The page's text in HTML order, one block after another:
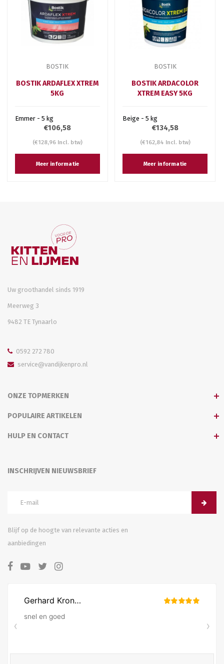
BOSTIK
BOSTIK ARDAFLEX XTREM
5KG
Emmer - 5 kg
€106,58
(€128,96 Incl. btw)
Meer informatie
BOSTIK
BOSTIK ARDACOLOR
XTREM EASY 5KG
Beige - 5 kg
€134,58
(€162,84 Incl. btw)
Meer informatie
Uw groothandel sinds 1919
Meerweg 3
9482 TE Tynaarlo
0592 272 780
service@vandijkenpro.nl
ONZE TOPMERKEN
POPULAIRE ARTIKELEN
HULP EN CONTACT
INSCHRIJVEN NIEUWSBRIEF
Blijf op de hoogte van relevante acties en
aanbiedingen